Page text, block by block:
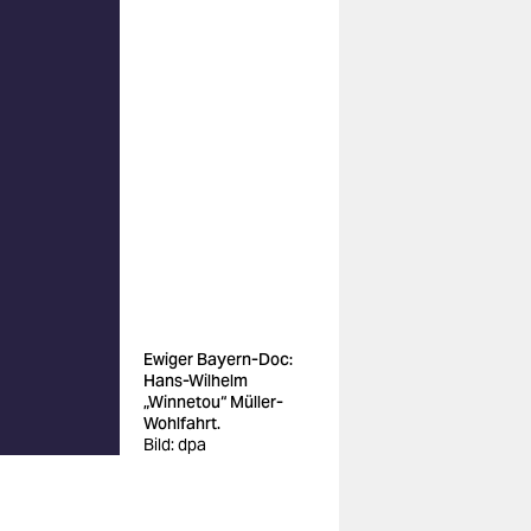
Ewiger Bayern-Doc:
Hans-Wilhelm
„Winnetou“ Müller-
Wohlfahrt.
Bild: dpa